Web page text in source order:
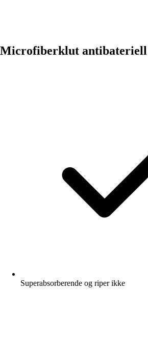
Microfiberklut
Superabsorberende og riper ikke